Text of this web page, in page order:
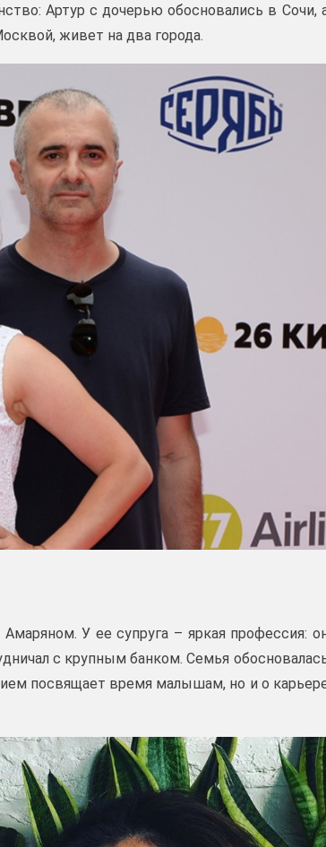
Артур с дочерью обосновались в Сочи,
живет на два города.
У ее супруга – яркая профессия:
с крупным банком. Семья
посвящает время малышам, но и о